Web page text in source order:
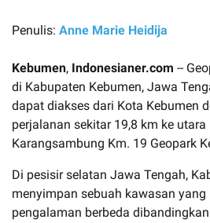
Penulis: Anne Marie Heidija
Kebumen, Indonesianer.com --
di Kabupaten Kebumen, Jawa
dapat diakses dari Kota Kebumen
perjalanan sekitar 19,8 km ke
Karangsambung Km. 19 Geopark
Di pesisir selatan Jawa Tengah,
menyimpan sebuah kawasan yang
pengalaman berbeda